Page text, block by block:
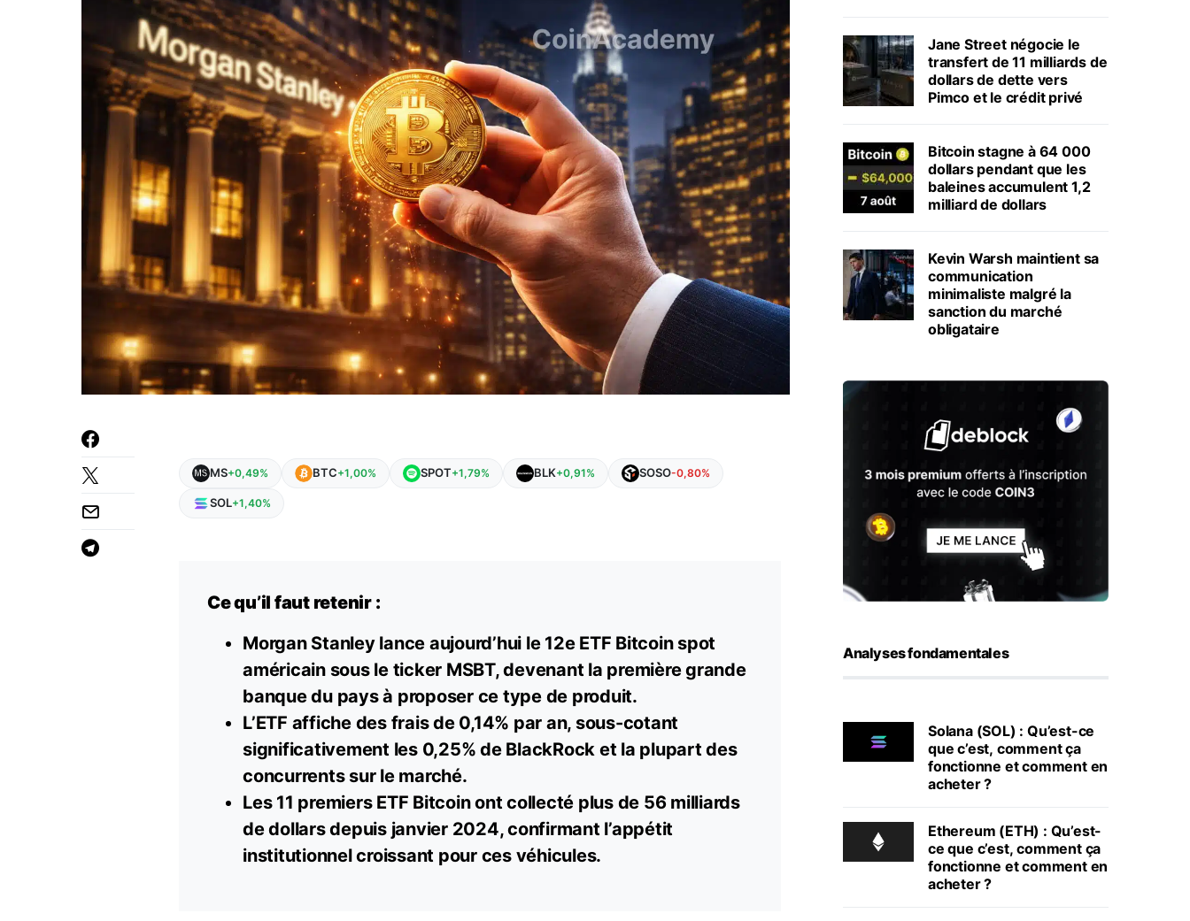
MS+0,49% BTC+1,00% SPOT+1,79% BLK+0,91% SOSO-0,80%
SOL+1,40%
Ce qu’il faut retenir :
Morgan Stanley lance aujourd’hui le 12e ETF Bitcoin spot
américain sous le ticker MSBT, devenant la première grande
banque du pays à proposer ce type de produit.
L’ETF affiche des frais de 0,14% par an, sous-cotant
significativement les 0,25% de BlackRock et la plupart des
concurrents sur le marché.
Les 11 premiers ETF Bitcoinont collecté plus de 56 milliards
de dollars depuis janvier 2024, confirmant l’appétit
institutionnel croissant pour ces véhicules.
Jane Street négocie le
transfert de 11 milliards de
dollars de dette vers
Pimco et le crédit privé
Bitcoin stagne à 64 000
dollars pendant que les
baleines accumulent 1,2
milliard de dollars
Kevin Warsh maintient sa
communication
minimaliste malgré la
sanction du marché
obligataire
Analyses fondamentales
Solana (SOL) : Qu’est-ce
que c’est, comment ça
fonctionne et comment en
acheter ?
Ethereum (ETH) : Qu’est-
ce que c’est, comment ça
fonctionne et comment en
acheter ?